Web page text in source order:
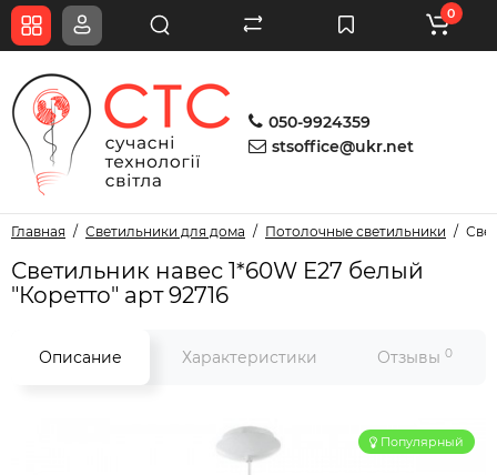
050-9924359
stsoffice@ukr.net
0
Главная Светильники для дома Потолочные светильники
Светильник навес 1*60W E27 белый
"Коретто" арт 92716
Описание Характеристики Отзывы 0
Популярный